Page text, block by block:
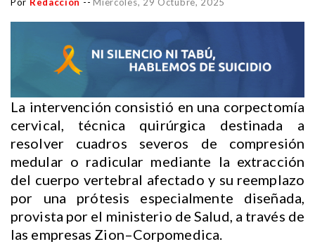
La intervención consistió en una corpectomía
cervical, técnica quirúrgica destinada a
resolver cuadros severos de compresión
medular o radicular mediante la extracción
del cuerpo vertebral afectado y su reemplazo
por una prótesis especialmente diseñada,
provista por el ministerio de Salud, a través de
las empresas Zion–Corpomedica.